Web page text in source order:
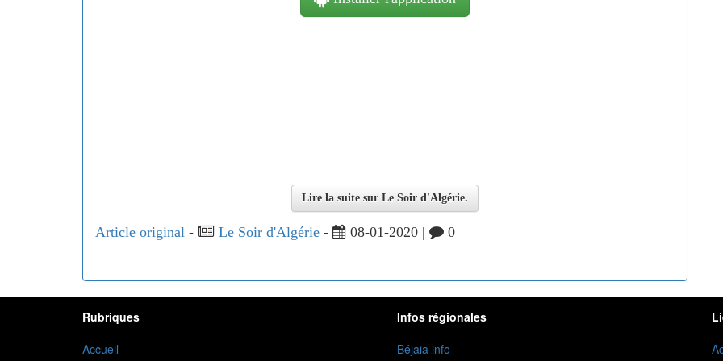
Lire la suite sur Le Soir d'Algérie.
Article original - Le Soir d'Algérie - 08-01-2020 | 0
Rubriques
Accueil
Infos régionales
Béjaia info